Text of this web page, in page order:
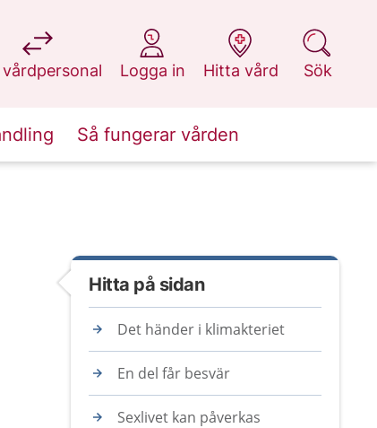
vårdpersonal
på 1177.se
Logga in
på 1177.se
Hitta vård
på 1177.se
Sök
på 1177.se
Så fungerar vården
Hitta på sidan
Det händer i klimakteriet
En del får besvär
Sexlivet kan påverkas